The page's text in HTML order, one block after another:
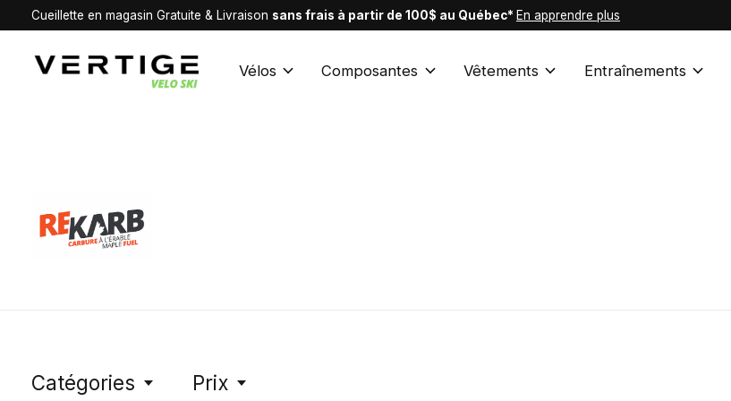
Cueillette en magasin Gratuite & Livraison sans frais à partir de 100$ au Québec* En apprendre plus
Vélos Composantes Vêtements Entraînements
REKARB
Catégories Prix